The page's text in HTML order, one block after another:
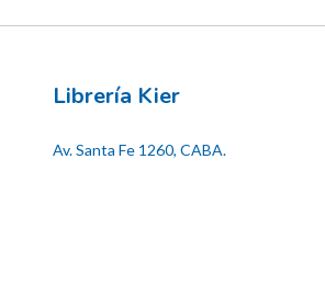
Librería Kier
Av. Santa Fe 1260, CABA.